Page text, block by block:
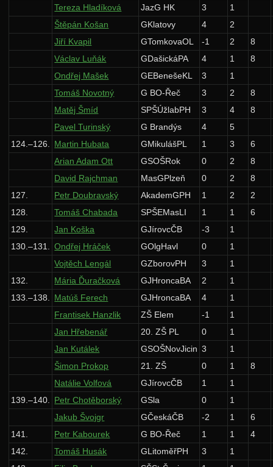
Tereza Hladíková
JazG HK 3
1
Štěpán Košan
GKlatovy 4
2
Jiří Kvapil
GTomkovaOL -1 2
8
Václav Luňák
GDašickáPA 4 1
8
Ondřej Mašek
GEBenešeKL 3
1
Tomáš Novotný
G BO-Řeč 3 2
8
Matěj Šmíd
SPŠÚžlabPH 3 4
8
Pavel Turinský
G Brandýs 4
5
124.–126. Martin Hubata GMikulášPL 1 3
6
Arian Adam Ott
GSOŠRok 0 2
8
David Rajchman
MasGPlzeň 0 2
8
127.
Petr Doubravský AkademGPH 1 2
2
128.
Tomáš Chabada SPŠEMasLI 1 1
6
129.
Jan Koška GJírovcČB -3
1
130.–131. Ondřej Hráček GOlgHavl 0
1
Vojtěch Lengál
GZborovPH 3
1
132.
Mária Ďuračková GJHroncaBA 2
1
133.–138. Matúš Ferech GJHroncaBA 4
1
Frantisek Hanzlik
ZŠ Elem -1
1
Jan Hřebenář
20. ZŠ PL 0
1
Jan Kutálek
GSOŠNovJicin 3
1
Šimon Prokop
21. ZŠ 0 1
8
Natálie Volfová
GJírovcČB 1
1
139.–140. Petr Chotěborský GSla 0
1
Jakub Švojgr
GČeskáČB -2 1
6
141.
Petr Kabourek G BO-Řeč 1 1
4
142.
Tomáš Husák GLitoměřPH 3
1